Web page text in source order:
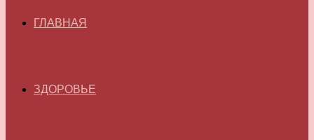
ГЛАВНАЯ
ЗДОРОВЬЕ